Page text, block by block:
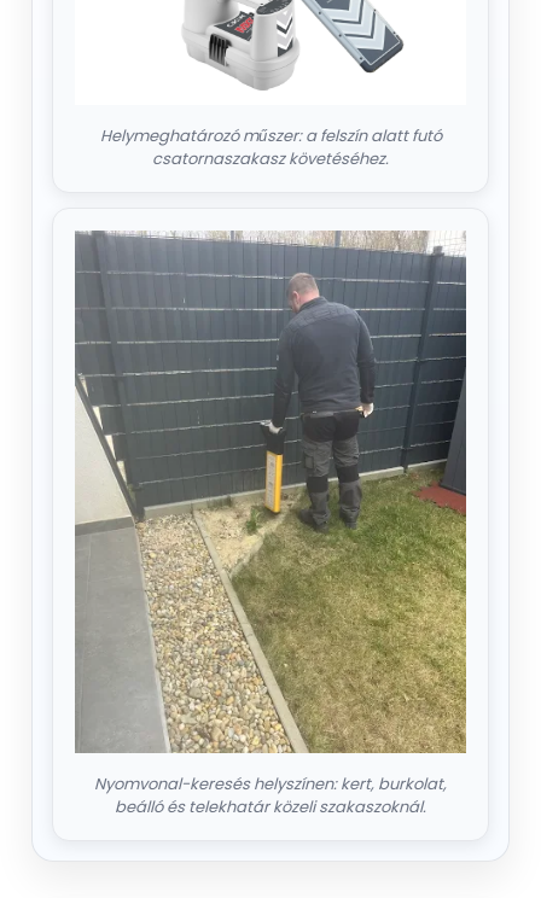
Helymeghatározó műszer: a felszín alatt futó
csatornaszakasz követéséhez.
Nyomvonal-keresés helyszínen: kert, burkolat,
beálló és telekhatár közeli szakaszoknál.